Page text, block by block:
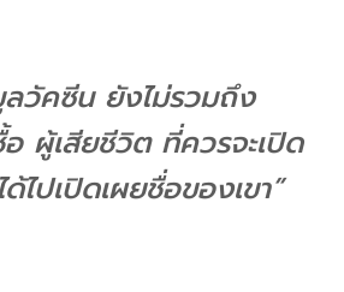
ลวัคซีน ยังไม่รวมถึง
ผู้เสียชีวิต ที่ควรจะเปิด
ด้ไปเปิดเผยชื่อของเขา”